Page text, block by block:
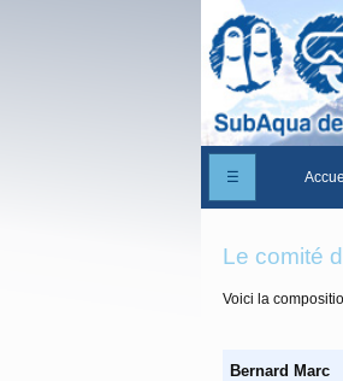
☰
Le comité
Voici la
Bernard Marc